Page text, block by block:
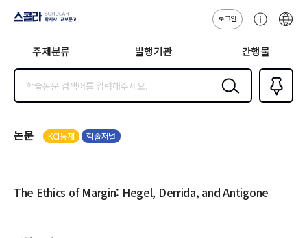
지사·교보문고
로그인
센
주제분류 발행기관 간행물
검색
즐겨찾
기0
논문 KCI등재 학술저널
The Ethics of Margin: Hegel, Derrida, and Antigone